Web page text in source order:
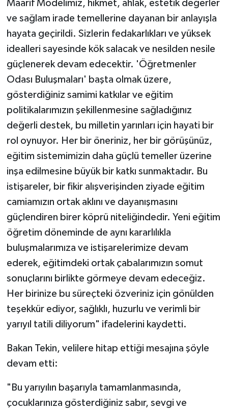
Maarif Modelimiz, hikmet, ahlak, estetik değerler
ve sağlam irade temellerine dayanan bir anlayışla
hayata geçirildi. Sizlerin fedakarlıkları ve yüksek
idealleri sayesinde kök salacak ve nesilden nesile
güçlenerek devam edecektir. 'Öğretmenler
Odası Buluşmaları' başta olmak üzere,
gösterdiğiniz samimi katkılar ve eğitim
politikalarımızın şekillenmesine sağladığınız
değerli destek, bu milletin yarınları için hayati bir
rol oynuyor. Her bir öneriniz, her bir görüşünüz,
eğitim sistemimizin daha güçlü temeller üzerine
inşa edilmesine büyük bir katkı sunmaktadır. Bu
istişareler, bir fikir alışverişinden ziyade eğitim
camiamızın ortak aklını ve dayanışmasını
güçlendiren birer köprü niteliğindedir. Yeni eğitim
öğretim döneminde de aynı kararlılıkla
buluşmalarımıza ve istişarelerimize devam
ederek, eğitimdeki ortak çabalarımızın somut
sonuçlarını birlikte görmeye devam edeceğiz.
Her birinize bu süreçteki özveriniz için gönülden
teşekkür ediyor, sağlıklı, huzurlu ve verimli bir
yarıyıl tatili diliyorum" ifadelerini kaydetti.
Bakan Tekin, velilere hitap ettiği mesajına şöyle
devam etti:
"Bu yarıyılın başarıyla tamamlanmasında,
çocuklarınıza gösterdiğiniz sabır, sevgi ve